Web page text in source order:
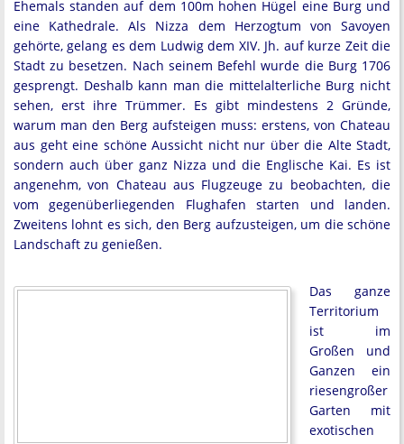
Ehemals standen auf dem 100m hohen Hügel eine Burg und
eine Kathedrale. Als Nizza dem Herzogtum von Savoyen
gehörte, gelang es dem Ludwig dem XIV. Jh. auf kurze Zeit die
Stadt zu besetzen. Nach seinem Befehl wurde die Burg 1706
gesprengt. Deshalb kann man die mittelalterliche Burg nicht
sehen, erst ihre Trümmer. Es gibt mindestens 2 Gründe,
warum man den Berg aufsteigen muss: erstens, von Chateau
aus geht eine schöne Aussicht nicht nur über die Alte Stadt,
sondern auch über ganz Nizza und die Englische Kai. Es ist
angenehm, von Chateau aus Flugzeuge zu beobachten, die
vom gegenüberliegenden Flughafen starten und landen.
Zweitens lohnt es sich, den Berg aufzusteigen, um die schöne
Landschaft zu genießen.
Das ganze
Territorium
ist im
Großen und
Ganzen ein
riesengroßer
Garten mit
exotischen